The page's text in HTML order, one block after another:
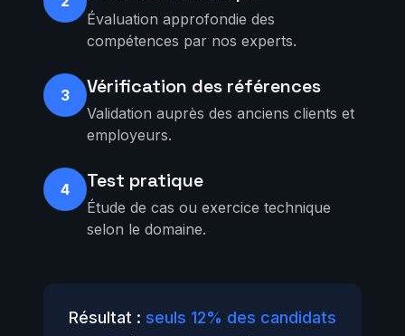
Évaluation approfondie des
compétences par nos experts.
3 Vérification des références
Validation auprès des anciens clients et
employeurs.
4 Test pratique
Étude de cas ou exercice technique
selon le domaine.
Résultat : seuls 12% des candidats